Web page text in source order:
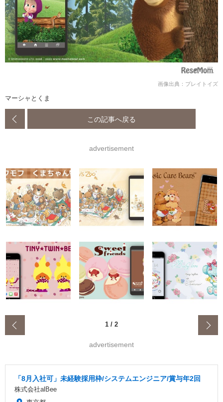
画像出典：プレイトイズ
マーシャとくま
この記事へ戻る
advertisement
1 / 2
advertisement
「8月入社可」未経験採用枠/システムエンジニア/賞与年2回
株式会社alBee